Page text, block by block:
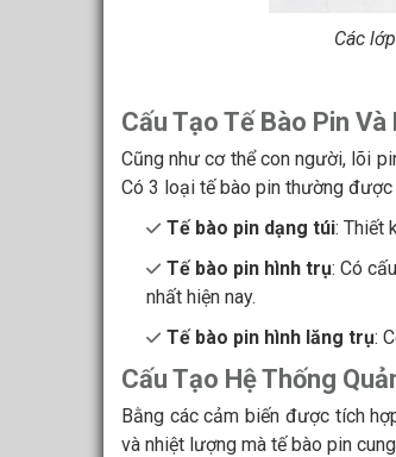
Các
Cấu Tạo Tế Bào Pin
Cũng như cơ thể con người, lõi
Có 3 loại tế bào pin thường được
Tế bào pin dạng túi: Thiết
Tế bào pin hình trụ: Có
nhất hiện nay.
Tế bào pin hình lăng trụ:
Cấu Tạo Hệ Thống
Bằng các cảm biến được tích
và nhiệt lượng mà tế bào pin